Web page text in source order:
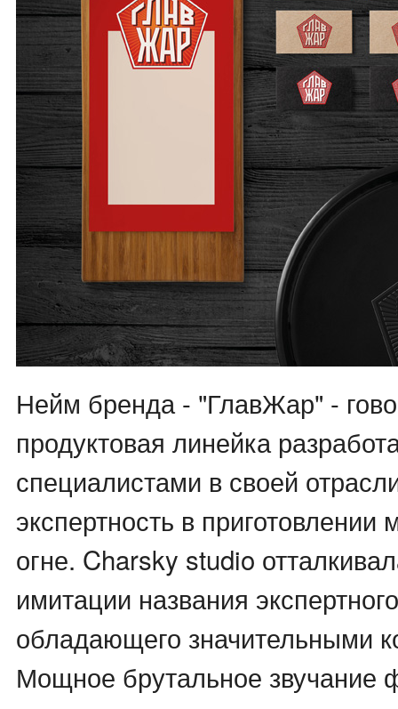
Нейм бренда - "ГлавЖар" -
продуктовая линейка
специалистами в своей
экспертность в
огне. Charsky studio
имитации названия
обладающего значительными
Мощное брутальное звучание